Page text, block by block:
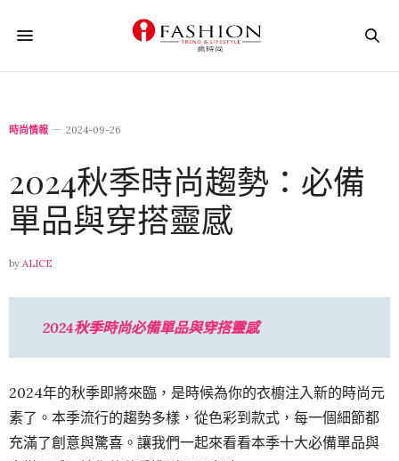
時尚情報 2024-09-26
2024秋季時尚趨勢：必備
單品與穿搭靈感
by ALICE
2024秋季時尚必備單品與穿搭靈感
2024年的秋季即將來臨，是時候為你的衣櫥注入新的時尚元
素了。本季流行的趨勢多樣，從色彩到款式，每一個細節都
充滿了創意與驚喜。讓我們一起來看看本季十大必備單品與